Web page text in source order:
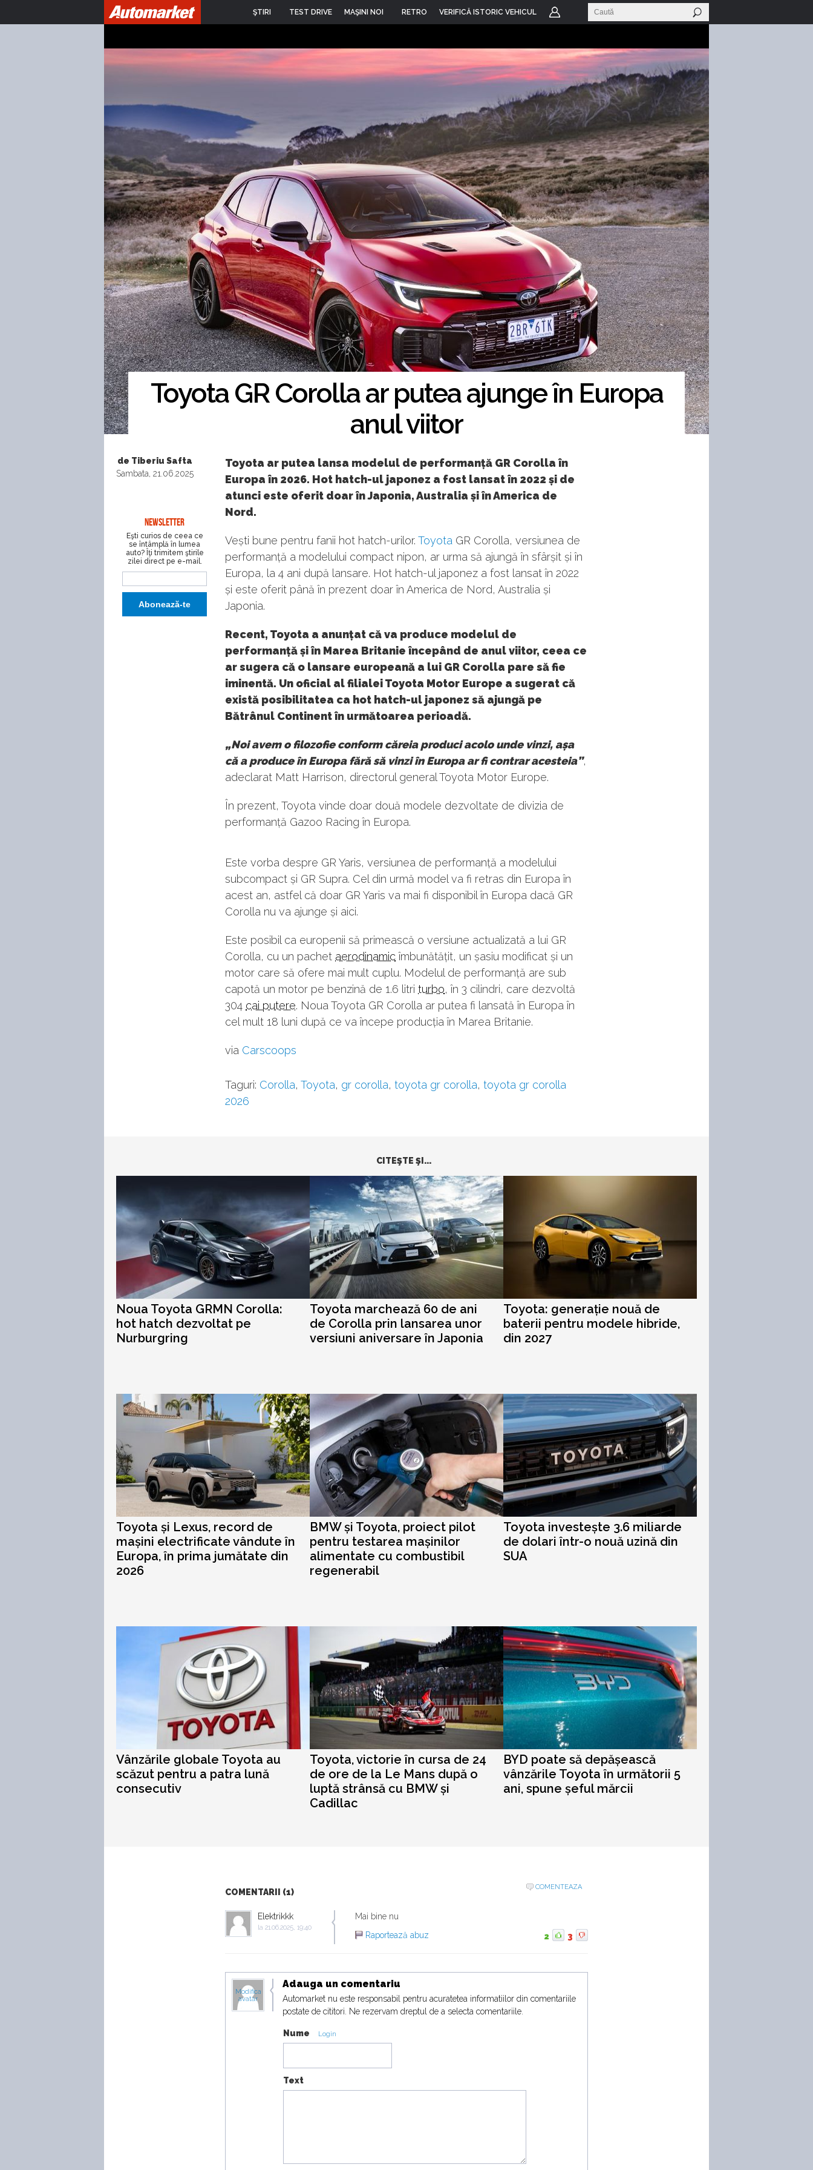
ŞTIRI TEST DRIVE MAŞINI NOI RETRO VERIFICĂ ISTORIC VEHICUL
Toyota GR Corolla ar putea ajunge în Europa
anul viitor
de Tiberiu Safta
Sambata, 21.06.2025
NEWSLETTER
Eşti curios de ceea ce
se întâmplă în lumea
auto? Îţi trimitem ştirile
zilei direct pe e-mail.
Toyota ar putea lansa modelul de performanță GR Corolla în
Europa în 2026. Hot hatch-ul japonez a fost lansat în 2022 și de
atunci este oferit doar în Japonia, Australia și în America de
Nord.
Vești bune pentru fanii hot hatch-urilor. Toyota GR Corolla, versiunea de
performanță a modelului compact nipon, ar urma să ajungă în sfârșit și în
Europa, la 4 ani după lansare. Hot hatch-ul japonez a fost lansat în 2022
și este oferit până în prezent doar în America de Nord, Australia și
Japonia.
Recent, Toyota a anunțat că va produce modelul de
performanță și în Marea Britanie începând de anul viitor, ceea ce
ar sugera că o lansare europeană a lui GR Corolla pare să fie
iminentă. Un oficial al filialei Toyota Motor Europe a sugerat că
există posibilitatea ca hot hatch-ul japonez să ajungă pe
Bătrânul Continent în următoarea perioadă.
„Noi avem o filozofie conform căreia produci acolo unde vinzi, așa
că a produce în Europa fără să vinzi în Europa ar fi contrar acesteia”,
adeclarat Matt Harrison, directorul general Toyota Motor Europe.
În prezent, Toyota vinde doar două modele dezvoltate de divizia de
performanță Gazoo Racing în Europa.
Este vorba despre GR Yaris, versiunea de performanță a modelului
subcompact și GR Supra. Cel din urmă model va fi retras din Europa în
acest an, astfel că doar GR Yaris va mai fi disponibil în Europa dacă GR
Corolla nu va ajunge și aici.
Este posibil ca europenii să primească o versiune actualizată a lui GR
Corolla, cu un pachet aerodinamicîmbunătățit, un șasiu modificat și un
motor care să ofere mai mult cuplu. Modelul de performanță are sub
capotă un motor pe benzină de 1.6 litri turbo, în 3 cilindri, care dezvoltă
304 cai putere. Noua Toyota GR Corolla ar putea fi lansată în Europa în
cel mult 18 luni după ce va începe producția în Marea Britanie.
via Carscoops
Taguri: Corolla, Toyota, gr corolla, toyota gr corolla, toyota gr corolla
2026
CITEŞTE ŞI...
Noua Toyota GRMN Corolla:
hot hatch dezvoltat pe
Nurburgring
Toyota marchează 60 de ani
de Corolla prin lansarea unor
versiuni aniversare în Japonia
Toyota: generație nouă de
baterii pentru modele hibride,
din 2027
Toyota și Lexus, record de
mașini electrificate vândute în
Europa, în prima jumătate din
2026
BMW și Toyota, proiect pilot
pentru testarea mașinilor
alimentate cu combustibil
regenerabil
Toyota investește 3.6 miliarde
de dolari într-o nouă uzină din
SUA
Vânzările globale Toyota au
scăzut pentru a patra lună
consecutiv
Toyota, victorie în cursa de 24
de ore de la Le Mans după o
luptă strânsă cu BMW și
Cadillac
BYD poate să depășească
vânzările Toyota în următorii 5
ani, spune șeful mărcii
COMENTARII (1)
COMENTEAZA
Elektrikkk
la 21.06.2025, 19:40
Mai bine nu
Raportează abuz
2 3
Modifica
avatar
Adauga un comentariu
Automarket nu este responsabil pentru acuratetea informatiilor din comentariile
postate de cititori. Ne rezervam dreptul de a selecta comentariile.
Nume Login
Text